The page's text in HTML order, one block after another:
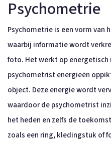
Psychometrie
Psychometrie is een vorm van
waarbij informatie wordt
foto. Het werkt op energetisch
psychometrist energieën
object. Deze energie wordt
waardoor de psychometrist
het heden en zelfs de
zoals een ring, kledingstuk of